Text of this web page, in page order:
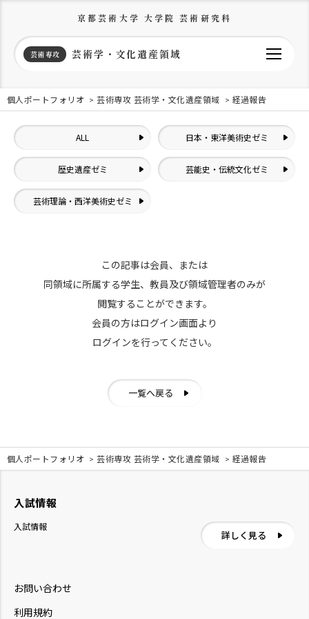
京都芸術大学 大学院 芸術研究科
芸術専攻 芸術学・文化遺産領域
個人ポートフォリオ 芸術専攻 芸術学・文化遺産領域 経過報告
ALL 日本・東洋美術史ゼミ
歴史遺産ゼミ 芸能史・伝統文化ゼミ
芸術理論・西洋美術史ゼミ
この記事は会員、または
同領域に所属する学生、教員及び領域管理者のみが
閲覧することができます。
会員の方はログイン画面より
ログインを行ってください。
一覧へ戻る
個人ポートフォリオ 芸術専攻 芸術学・文化遺産領域 経過報告
お問い合わせ
利用規約
入試情報
入試情報
詳しく見る